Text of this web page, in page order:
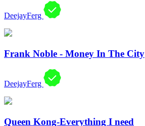
DeejayFerg
Frank Noble - Money In The City
DeejayFerg
Queen Kong-Everything I need